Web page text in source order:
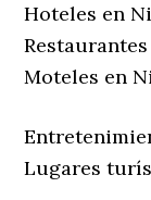
Hoteles en
Moteles en
Lugares